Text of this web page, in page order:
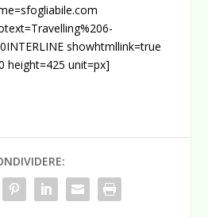
showhtmllink=true
height=425 unit=px]